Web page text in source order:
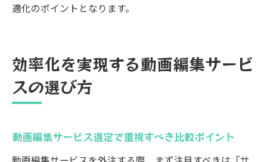
適化のポイントとなります。
効率化を実現する動画編集サービ
スの選び方
動画編集サービス選定で重視すべき比較ポイント